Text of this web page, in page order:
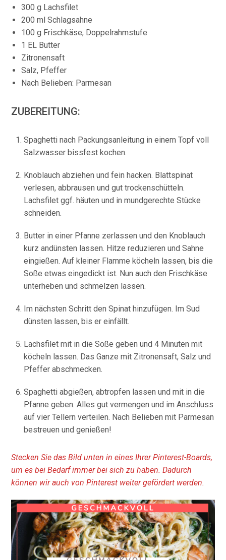
300 g Lachsfilet
200 ml Schlagsahne
100 g Frischkäse, Doppelrahmstufe
1 EL Butter
Zitronensaft
Salz, Pfeffer
Nach Belieben: Parmesan
ZUBEREITUNG:
Spaghetti nach Packungsanleitung in einem Topf voll
Salzwasser bissfest kochen.
Knoblauch abziehen und fein hacken. Blattspinat
verlesen, abbrausen und gut trockenschütteln.
Lachsfilet ggf. häuten und in mundgerechte Stücke
schneiden.
Butter in einer Pfanne zerlassen und den Knoblauch
kurz andünsten lassen. Hitze reduzieren und Sahne
eingießen. Auf kleiner Flamme köcheln lassen, bis die
Soße etwas eingedickt ist. Nun auch den Frischkäse
unterheben und schmelzen lassen.
Im nächsten Schritt den Spinat hinzufügen. Im Sud
dünsten lassen, bis er einfällt.
Lachsfilet mit in die Soße geben und 4 Minuten mit
köcheln lassen. Das Ganze mit Zitronensaft, Salz und
Pfeffer abschmecken.
Spaghetti abgießen, abtropfen lassen und mit in die
Pfanne geben. Alles gut vermengen und im Anschluss
auf vier Tellern verteilen. Nach Belieben mit Parmesan
bestreuen und genießen!
Stecken Sie das Bild unten in eines Ihrer Pinterest-Boards,
um es bei Bedarf immer bei sich zu haben. Dadurch
können wir auch von Pinterest weiter gefördert werden.